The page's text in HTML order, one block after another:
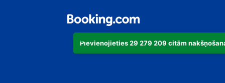
Pievienojieties 29 279 209 citām